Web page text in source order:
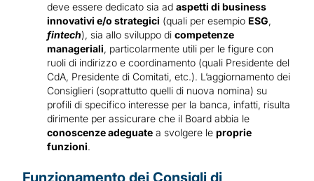
deve essere dedicato sia ad aspetti di business
innovativi e/o strategici (quali per esempio ESG,
fintech), sia allo sviluppo di competenze
manageriali, particolarmente utili per le figure con
ruoli di indirizzo e coordinamento (quali Presidente del
CdA, Presidente di Comitati, etc.). L’aggiornamento dei
Consiglieri (soprattutto quelli di nuova nomina) su
profili di specifico interesse per la banca, infatti, risulta
dirimente per assicurare che il Board abbia le
conoscenze adeguate a svolgere le proprie
funzioni.